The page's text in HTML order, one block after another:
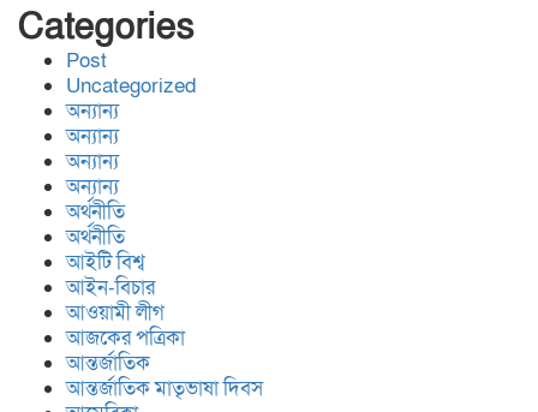
Categories
Post
Uncategorized
অন্যান্য
অন্যান্য
অন্যান্য
অন্যান্য
অর্থনীতি
অর্থনীতি
আইটি বিশ্ব
আইন-বিচার
আওয়ামী লীগ
আজকের পত্রিকা
আন্তর্জাতিক
আন্তর্জাতিক মাতৃভাষা দিবস